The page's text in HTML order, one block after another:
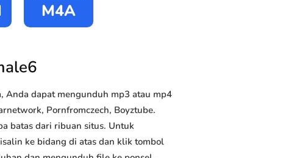
M4A
Anda dapat mengunduh mp3 atau mp4
Pornfromczech, Boyztube.
batas dari ribuan situs. Untuk
ke bidang di atas dan klik tombol